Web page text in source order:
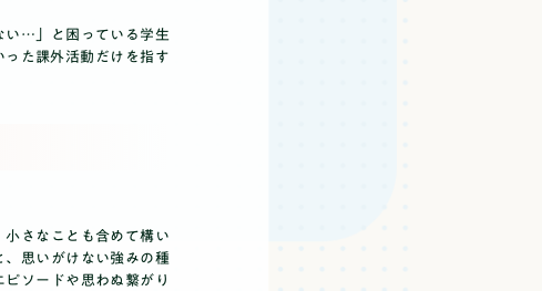
い…」と困っている学生
た課外活動だけを指す
さなことも含めて構い
思いがけない強みの種
ソードや思わぬ繋がり